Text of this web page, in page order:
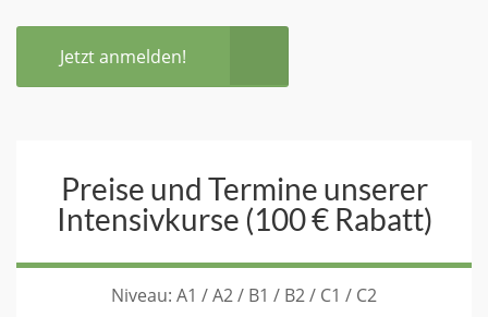
Jetzt anmelden!
Preise und Termine unserer
Intensivkurse (100 € Rabatt)
Niveau: A1 / A2 / B1 / B2 / C1 / C2